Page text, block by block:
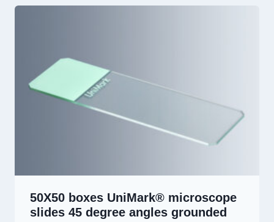
50X50 boxes UniMark® microscope
slides 45 degree angles grounded